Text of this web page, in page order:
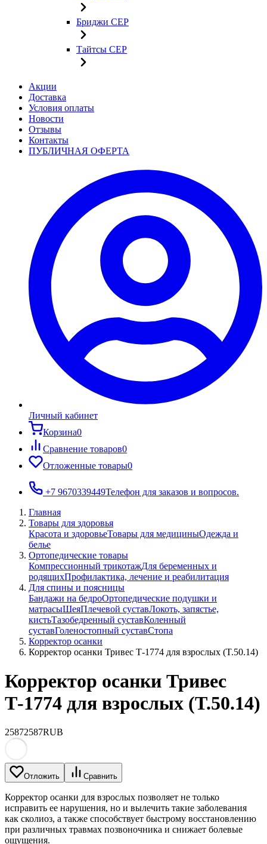
Бриджи CEP
Тайтсы CEP
Акции
Доставка
Условия оплаты
Новости
Отзывы
Контакты
ПУБЛИЧНАЯ ОФЕРТА
Личный кабинет
Корзина0
Сравнение товаров0
Отложенные товары0
+7 9670339449Телефон для заказов и вопросов.
Главная
Товары для здоровья
Красота и здоровьеТовары для медициныОдежда и
белье
Ортопедические товары
Компрессионный трикотажДля беременных и
родящихПрофилактика, лечение и реабилитация
Для спины и поясницы
Бандажи на бедроОртопедические подушки и
матрасыШеяПлечевой суставЛокоть, запястье,
кистьТазобедренный суставКоленный
суставГоленостопный суставСтопа
Корректор осанки
Корректор осанки Тривес Т-1774 для взрослых (T.50.14)
Корректор осанки Тривес
Т-1774 для взрослых (T.50.14)
25872587RUB
Отложить Сравнить
Корректор осанки для взрослых позволяет не только
исправить ее нарушения, но и вылечить такие заболевания
как сколиоз, а также способствует быстрому восстановлению
при различных травмах позвоночника и снижает болевые
ощущения.